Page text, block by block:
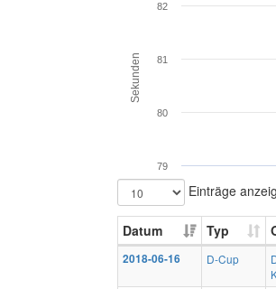
Sekunden
79
80
81
82
Einträge
Datum Typ
2018-06-16 D-Cup